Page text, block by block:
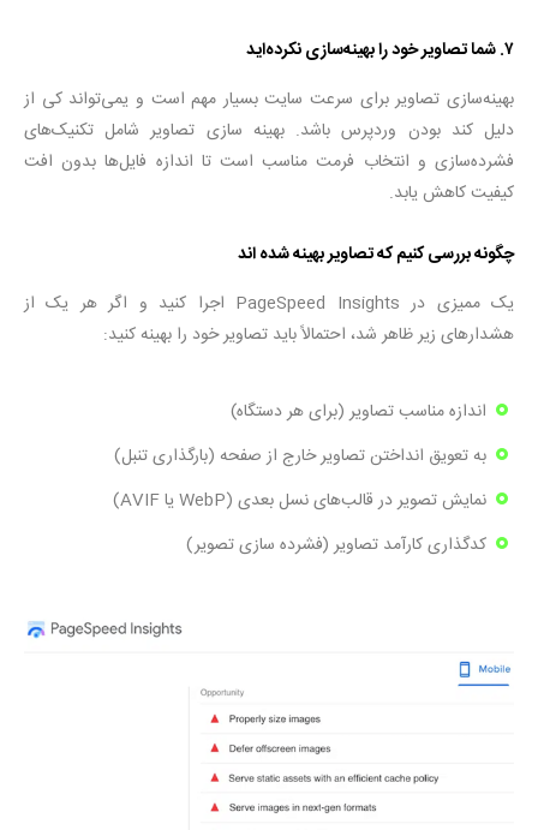
۷. شما تصاویر خود را بهینه‌سازی نکرده‌اید
بهینه‌سازی تصاویر برای سرعت سایت بسیار مهم است و یمی‌تواند کی از
دلیل کند بودن وردپرس باشد. بهینه سازی تصاویر شامل تکنیک‌های
فشرده‌سازی و انتخاب فرمت مناسب است تا اندازه فایل‌ها بدون افت
کیفیت کاهش یابد.
چگونه بررسی کنیم که تصاویر بهینه شده اند
یک ممیزی در PageSpeed Insights اجرا کنید و اگر هر یک از
هشدارهای زیر ظاهر شد، احتمالاً باید تصاویر خود را بهینه کنید:
اندازه مناسب تصاویر (برای هر دستگاه)
به تعویق انداختن تصاویر خارج از صفحه (بارگذاری تنبل)
نمایش تصویر در قالب‌های نسل بعدی (WebP یا AVIF)
کدگذاری کارآمد تصاویر (فشرده سازی تصویر)